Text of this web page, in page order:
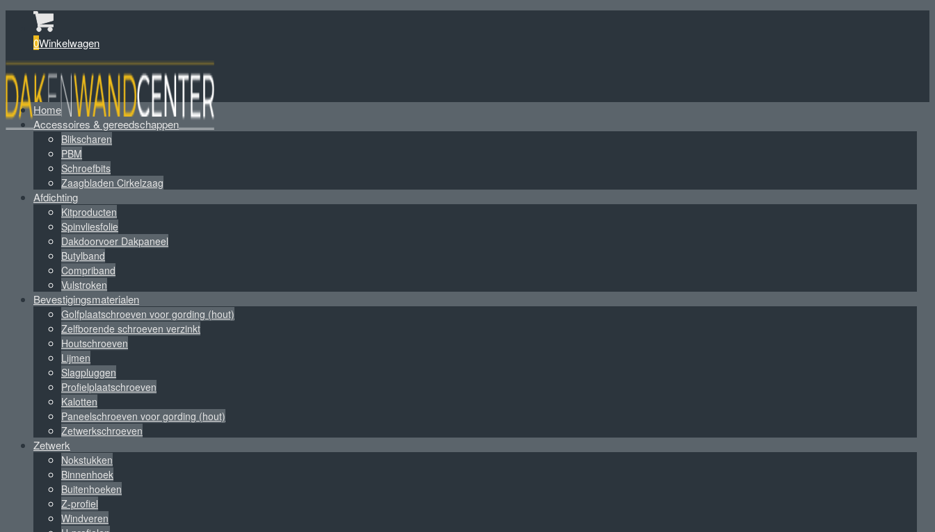
0Winkelwagen
Home
Accessoires & gereedschappen
Blikscharen
PBM
Schroefbits
Zaagbladen Cirkelzaag
Afdichting
Kitproducten
Spinvliesfolie
Dakdoorvoer Dakpaneel
Butylband
Compriband
Vulstroken
Bevestigingsmaterialen
Golfplaatschroeven voor gording (hout)
Zelfborende schroeven verzinkt
Houtschroeven
Lijmen
Slagpluggen
Profielplaatschroeven
Kalotten
Paneelschroeven voor gording (hout)
Zetwerkschroeven
Zetwerk
Nokstukken
Binnenhoek
Buitenhoeken
Z-profiel
Windveren